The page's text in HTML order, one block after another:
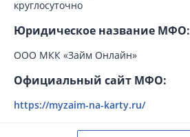
круглосуточно
Юридическое название МФО:
ООО МКК «Займ Онлайн»
Официальный сайт МФО:
https://myzaim-na-karty.ru/